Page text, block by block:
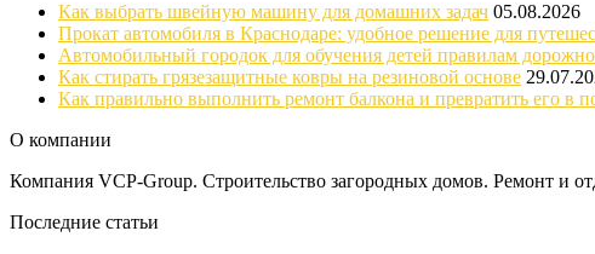
Как выбрать швейную машину для домашних задач 05.08.2026
Прокат автомобиля в Краснодаре: удобное решение для
Автомобильный городок для обучения детей правилам
Как стирать грязезащитные ковры на резиновой основе
Как правильно выполнить ремонт балкона и превратить его в
О компании
Компания VCP-Group. Строительство загородных домов. Ремонт и
Последние статьи